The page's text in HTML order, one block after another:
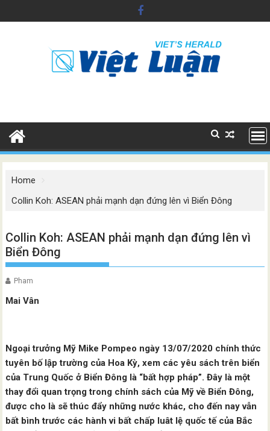
to
Home
Collin Koh: ASEAN phải mạnh dạn đứng lên vì Biển Đông
Collin Koh: ASEAN phải mạnh dạn đứng lên vì
Biển Đông
Pham
Mai Vân
Ngoại trưởng Mỹ Mike Pompeo ngày 13/07/2020 chính thức
tuyên bố lập trường của Hoa Kỳ, xem các yêu sách trên biển
của Trung Quốc ở Biển Đông là “bất hợp pháp”. Đây là một
thay đổi quan trọng trong chính sách của Mỹ về Biển Đông,
được cho là sẽ thúc đẩy những nước khác, cho đến nay vẫn
bất bình trước các hành vi bất chấp luât lệ quốc tế của Bắc